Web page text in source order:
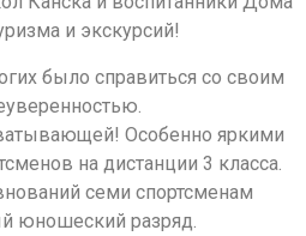
и экскурсий!
было справиться со своим
Особенно яркими
на дистанции 3 класса.
семи спортсменам
юношеский разряд.